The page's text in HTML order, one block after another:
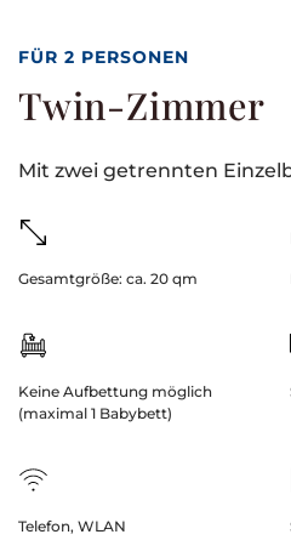
FÜR 2 PERSONEN
Twin-Zimmer
Mit zwei getrennten
Gesamtgröße: ca. 20 qm
Keine Aufbettung möglich
(maximal 1 Babybett)
Telefon, WLAN